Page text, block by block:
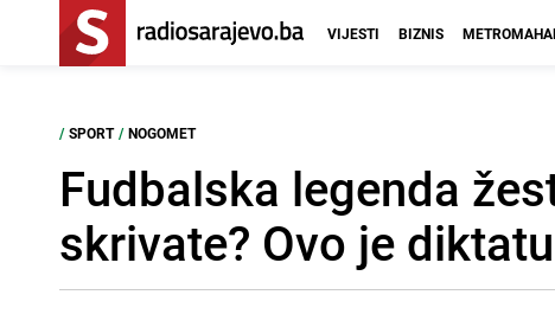
VIJESTI BIZNIS
/ SPORT / NOGOMET
Fudbalska legenda
skrivate? Ovo je